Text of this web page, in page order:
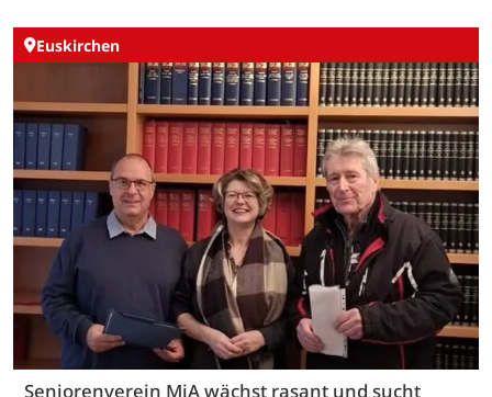
Euskirchen
Seniorenverein MiA wächst rasant und sucht